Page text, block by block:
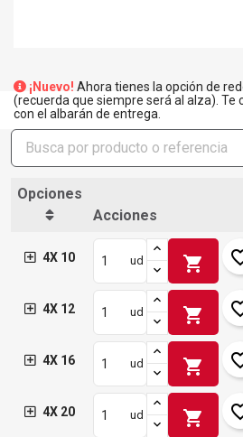
¡Nuevo! Ahora tienes la opción de
(recuerda que siempre será al alza). Te
con el albarán de entrega.
Opciones
Acciones
4X 10 ud shopping_cart
4X 12 ud shopping_cart
4X 16 ud shopping_cart
4X 20 ud shopping_cart